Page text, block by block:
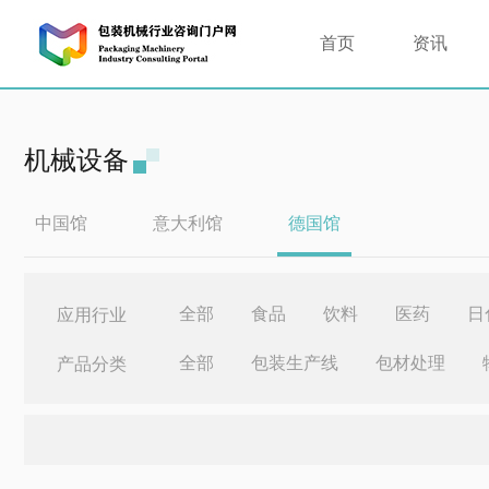
首页 资讯
机械设备
中国馆 意大利馆 德国馆
应用行业 全部 食品 饮料 医药
产品分类 全部 包装生产线 包材处理